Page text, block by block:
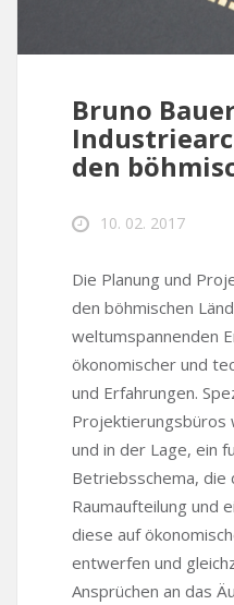
Bruno
den
10. 02. 2017
Die Planung und
den böhmischen
weltumspannenden
ökonomischer und
und Erfahrungen.
Projektierungsbüros
und in der Lage, ein
Betriebsschema,
Raumaufteilung und
diese auf
entwerfen und
Ansprüchen an das